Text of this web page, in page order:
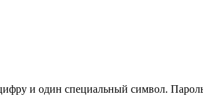
и один специальный символ.